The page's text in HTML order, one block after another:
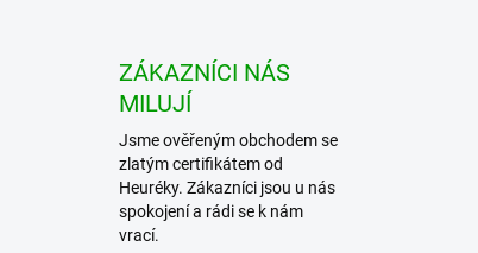
ZÁKAZNÍCI NÁS
MILUJÍ
Jsme ověřeným obchodem se
zlatým certifikátem od
Heuréky. Zákazníci jsou u nás
spokojení a rádi se k nám
vrací.